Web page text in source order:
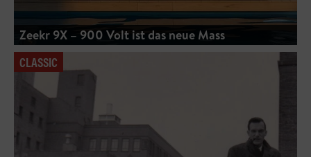
Zeekr 9X – 900 Volt ist das neue Mass
CLASSIC